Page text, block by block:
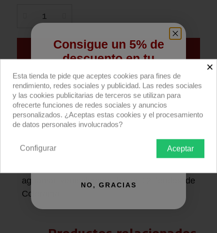
Añadir al carrito
Compra ahora
Soporte Papergrip para almacenar hasta 12
fondos de papel de Colorama.
Devoluciones Envío
aguantar verticalmente hasta 12 fondos de
Colorama.
×
Esta tienda te pide que aceptes cookies para fines de
rendimiento, redes sociales y publicidad. Las redes sociales
y las cookies publicitarias de terceros se utilizan para
ofrecerte funciones de redes sociales y anuncios
personalizados. ¿Aceptas estas cookies y el procesamiento
de datos personales involucrados?
Aceptar
Configurar
Consigue un 5% de
descuento en tu
primera compra
Regístrate para recibir el descuento.
Email
NO, GRACIAS